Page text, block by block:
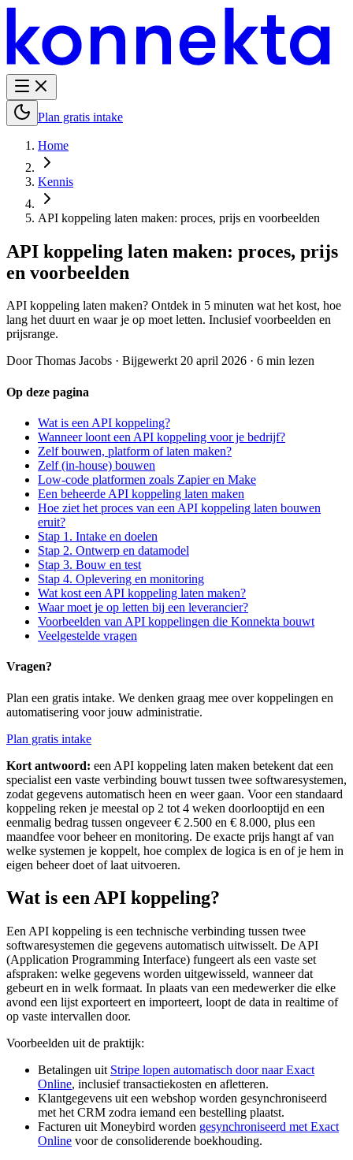
Plan gratis intake
Home
Kennis
API koppeling laten maken: proces, prijs en voorbeelden
API koppeling laten maken: proces, prijs
en voorbeelden
API koppeling laten maken? Ontdek in 5 minuten wat het kost, hoe
lang het duurt en waar je op moet letten. Inclusief voorbeelden en
prijsrange.
DoorThomas Jacobs · Bijgewerkt20 april 2026 · 6 min lezen
Op deze pagina
Wat is een API koppeling?
Wanneer loont een API koppeling voor je bedrijf?
Zelf bouwen, platform of laten maken?
Zelf (in-house) bouwen
Low-code platformen zoals Zapier en Make
Een beheerde API koppeling laten maken
Hoe ziet het proces van een API koppeling laten bouwen
eruit?
Stap 1. Intake en doelen
Stap 2. Ontwerp en datamodel
Stap 3. Bouw en test
Stap 4. Oplevering en monitoring
Wat kost een API koppeling laten maken?
Waar moet je op letten bij een leverancier?
Voorbeelden van API koppelingen die Konnekta bouwt
Veelgestelde vragen
Vragen?
Plan een gratis intake. We denken graag mee over koppelingen en
automatisering voor jouw administratie.
Plan gratis intake
Kort antwoord: een API koppeling laten maken betekent dat een
specialist een vaste verbinding bouwt tussen twee softwaresystemen,
zodat gegevens automatisch heen en weer gaan. Voor een standaard
koppeling reken je meestal op 2 tot 4 weken doorlooptijd en een
eenmalig bedrag tussen ongeveer € 2.500 en € 8.000, plus een
maandfee voor beheer en monitoring. De exacte prijs hangt af van
welke systemen je koppelt, hoe complex de logica is en of je hem in
eigen beheer doet of laat uitvoeren.
Wat is een API koppeling?
Een API koppeling is een technische verbinding tussen twee
softwaresystemen die gegevens automatisch uitwisselt. De API
(Application Programming Interface) fungeert als een vaste set
afspraken: welke gegevens worden uitgewisseld, wanneer dat
gebeurt en in welk formaat. In plaats van een medewerker die elke
avond een lijst exporteert en importeert, loopt de data in realtime of
op vaste intervallen door.
Voorbeelden uit de praktijk:
Betalingen uit Stripe lopen automatisch door naar Exact
Online, inclusief transactiekosten en afletteren.
Klantgegevens uit een webshop worden gesynchroniseerd
met het CRM zodra iemand een bestelling plaatst.
Facturen uit Moneybird worden gesynchroniseerd met Exact
Online voor de consoliderende boekhouding.